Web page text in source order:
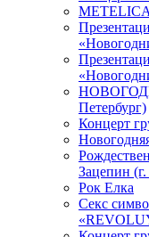
Петербург)
Концерт
Зацепин
Рок Елка
Секс